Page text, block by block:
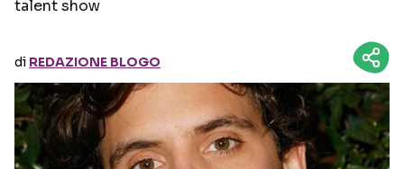
Seguici sui social
talent show
di REDAZIONE BLOGO